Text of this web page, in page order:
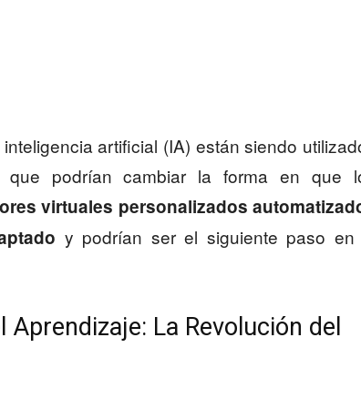
artificial (IA) están siendo
que podrían cambiar la forma en que
virtuales personalizados
y podrían ser el siguiente paso en
La Revolución del